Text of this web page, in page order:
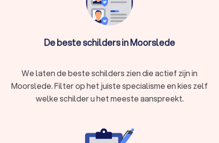
De beste schilders in Moorslede
We laten de beste schilders zien die actief zijn in
Moorslede. Filter op het juiste specialisme en kies zelf
welke schilder u het meeste aanspreekt.